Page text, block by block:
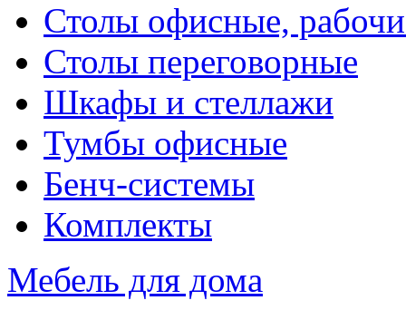
Столы офисные,
Столы переговорные
Шкафы и стеллажи
Тумбы офисные
Бенч-системы
Комплекты
Мебель для дома